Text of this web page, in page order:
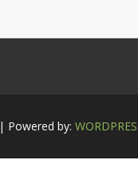
| Powered by: